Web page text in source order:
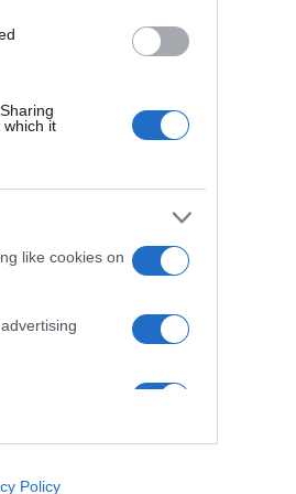
which it
like cookies on
like cookies on
Policy
és a sztyeppéken feltárt
találtak az Urál
között a Szegedi
a felsőoktatási